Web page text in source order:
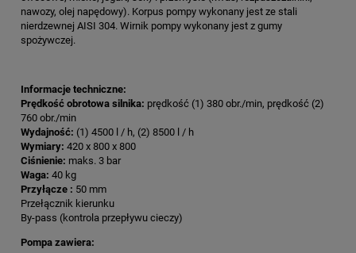
nawozy, olej napędowy). Korpus pompy wykonany jest ze stali
nierdzewnej AISI 304. Wirnik pompy wykonany jest z gumy
spożywczej.
Informacje techniczne:
Prędkość obrotowa silnika: prędkość (1) 380 obr./min, prędkość (2)
760 obr./min
Wydajność: (1) 4500 l / h, (2) 8500 l / h
Wymiary: 420 x 800 x 800
Ciśnienie: maks. 3 bar
Waga: 40 kg
Przyłącze : 50 mm
Przełącznik kierunku
By-pass (kontrola przepływu cieczy)
Pompa zawiera: